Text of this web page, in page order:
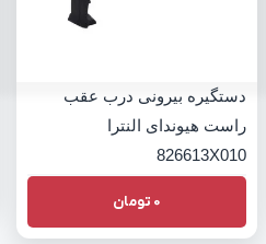
دستگیره بیرونی درب عقب
راست هیوندای النترا
826613X010
0 تومان